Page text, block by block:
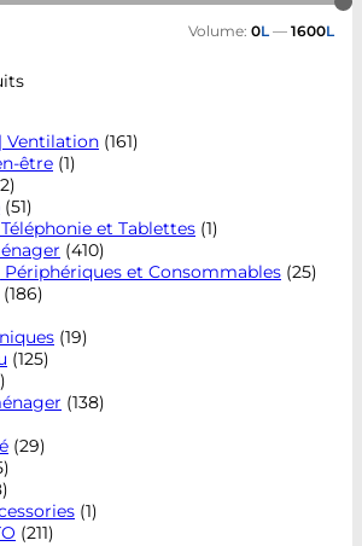
Volume: 0L — 1600L
Ventilation (161)
être (1)
(51)
et Tablettes (1)
(410)
et Consommables (25)
(186)
(19)
(125)
(138)
(29)
(1)
(211)